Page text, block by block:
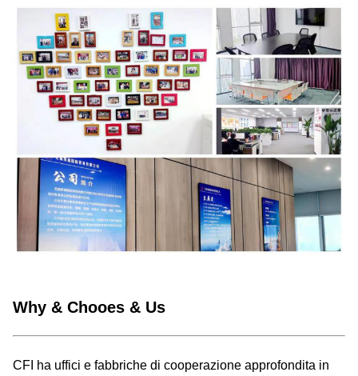
Why & Chooes & Us
CFI ha uffici e fabbriche di cooperazione approfondita in